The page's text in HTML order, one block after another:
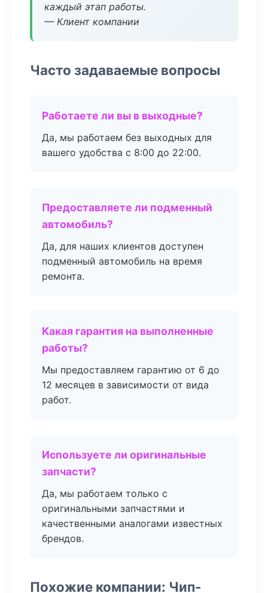
каждый этап работы.
— Клиент компании
Часто задаваемые вопросы
Работаете ли вы в выходные?
Да, мы работаем без выходных для
вашего удобства с 8:00 до 22:00.
Предоставляете ли подменный
автомобиль?
Да, для наших клиентов доступен
подменный автомобиль на время
ремонта.
Какая гарантия на выполненные
работы?
Мы предоставляем гарантию от 6 до
12 месяцев в зависимости от вида
работ.
Используете ли оригинальные
запчасти?
Да, мы работаем только с
оригинальными запчастями и
качественными аналогами известных
брендов.
Похожие компании: Чип-